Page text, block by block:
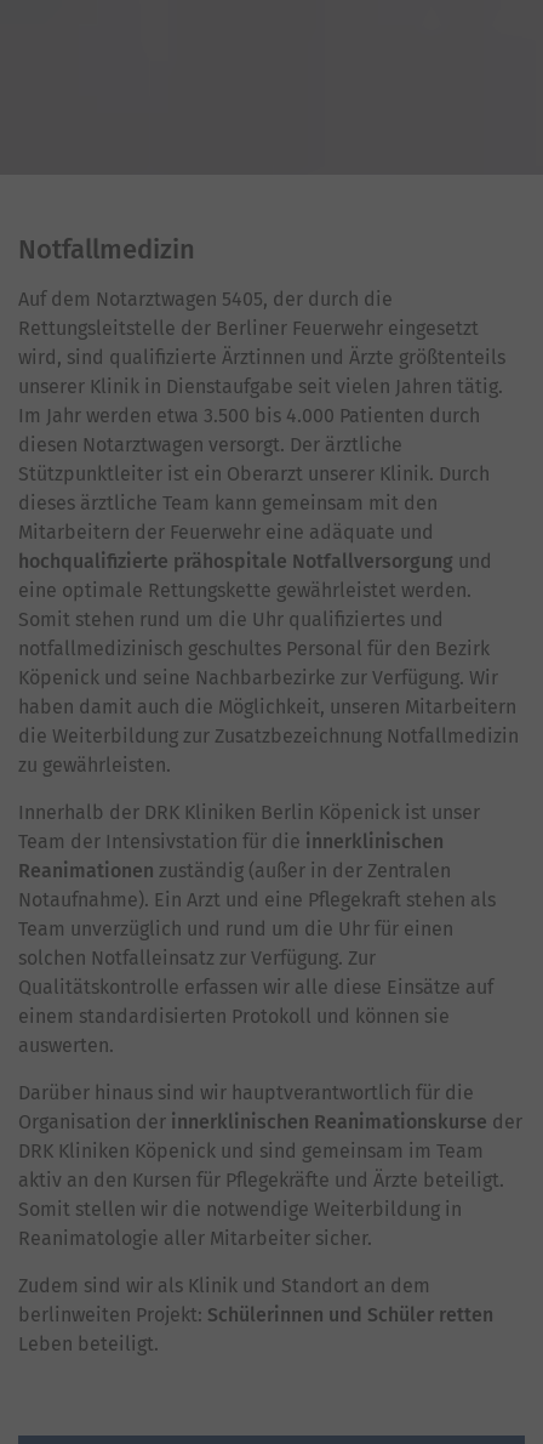
Notfallmedizin
Auf dem Notarztwagen 5405, der durch die
Rettungsleitstelle der Berliner Feuerwehr eingesetzt
wird, sind qualifizierte Ärztinnen und Ärzte größtenteils
unserer Klinik in Dienstaufgabe seit vielen Jahren tätig.
Im Jahr werden etwa 3.500 bis 4.000 Patienten durch
diesen Notarztwagen versorgt. Der ärztliche
Stützpunktleiter ist ein Oberarzt unserer Klinik. Durch
dieses ärztliche Team kann gemeinsam mit den
Mitarbeitern der Feuerwehr eine adäquate und
hochqualifizierte prähospitale Notfallversorgung und
eine optimale Rettungskette gewährleistet werden.
Somit stehen rund um die Uhr qualifiziertes und
notfallmedizinisch geschultes Personal für den Bezirk
Köpenick und seine Nachbarbezirke zur Verfügung. Wir
haben damit auch die Möglichkeit, unseren Mitarbeitern
die Weiterbildung zur Zusatzbezeichnung Notfallmedizin
zu gewährleisten.
Innerhalb der DRK Kliniken Berlin Köpenick ist unser
Team der Intensivstation für die innerklinischen
Reanimationen zuständig (außer in der Zentralen
Notaufnahme). Ein Arzt und eine Pflegekraft stehen als
Team unverzüglich und rund um die Uhr für einen
solchen Notfalleinsatz zur Verfügung. Zur
Qualitätskontrolle erfassen wir alle diese Einsätze auf
einem standardisierten Protokoll und können sie
auswerten.
Darüber hinaus sind wir hauptverantwortlich für die
Organisation der innerklinischen Reanimationskurse der
DRK Kliniken Köpenick und sind gemeinsam im Team
aktiv an den Kursen für Pflegekräfte und Ärzte beteiligt.
Somit stellen wir die notwendige Weiterbildung in
Reanimatologie aller Mitarbeiter sicher.
Zudem sind wir als Klinik und Standort an dem
berlinweiten Projekt: Schülerinnen und Schüler retten
Leben beteiligt.